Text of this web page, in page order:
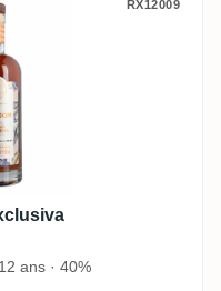
Exclusiva
RX12009
ans · 40%